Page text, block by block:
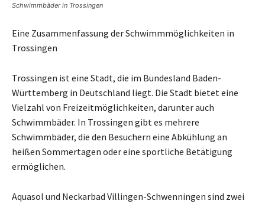
Schwimmbäder in Trossingen
Eine Zusammenfassung der Schwimmmöglichkeiten in
Trossingen
Trossingen ist eine Stadt, die im Bundesland Baden-
Württemberg in Deutschland liegt. Die Stadt bietet eine
Vielzahl von Freizeitmöglichkeiten, darunter auch
Schwimmbäder. In Trossingen gibt es mehrere
Schwimmbäder, die den Besuchern eine Abkühlung an
heißen Sommertagen oder eine sportliche Betätigung
ermöglichen.
Aquasol und Neckarbad Villingen-Schwenningen sind zwei